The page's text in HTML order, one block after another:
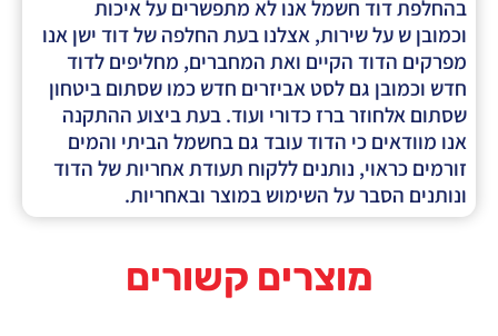
בהחלפת דוד חשמל אנו לא מתפשרים על איכות
וכמובן ש על שירות, אצלנו בעת החלפה של דוד ישן אנו
מפרקים הדוד הקיים ואת המחברים, מחליפים לדוד
חדש וכמובן גם לסט אביזרים חדש כמו שסתום ביטחון
שסתום אלחוזר ברז כדורי ועוד. בעת ביצוע ההתקנה
אנו מוודאים כי הדוד עובד גם בחשמל הביתי והמים
זורמים כראוי, נותנים ללקוח תעודת אחריות של הדוד
ונותנים הסבר על השימוש במוצר ובאחריות.
מוצרים קשורים